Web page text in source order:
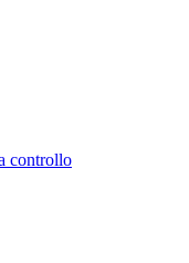
controllo